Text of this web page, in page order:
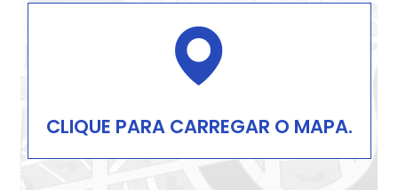
CLIQUE PARA CARREGAR O MAPA.